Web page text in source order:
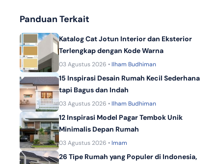
Panduan Terkait
Katalog Cat Jotun Interior dan Eksterior
Terlengkap dengan Kode Warna
03 Agustus 2026 • Ilham Budhiman
15 Inspirasi Desain Rumah Kecil Sederhana
tapi Bagus dan Indah
03 Agustus 2026 • Ilham Budhiman
12 Inspirasi Model Pagar Tembok Unik
Minimalis Depan Rumah
03 Agustus 2026 • Imam
26 Tipe Rumah yang Populer di Indonesia,